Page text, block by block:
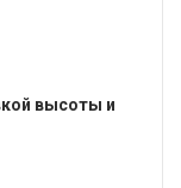
высоты и